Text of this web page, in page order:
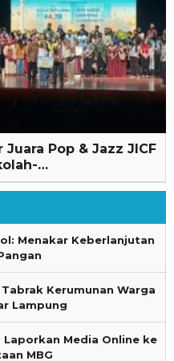
Juara Pop & Jazz JICF
…
Menakar Keberlanjutan
Tabrak Kerumunan Warga
Lampung
Media Online ke
MBG